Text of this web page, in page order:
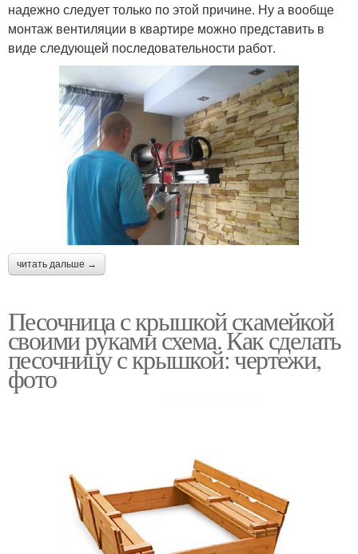
надежно следует только по этой причине. Ну а вообще
монтаж вентиляции в квартире можно представить в
виде следующей последовательности работ.
читать дальше →
Песочница с крышкой скамейкой
своими руками схема. Как сделать
песочницу с крышкой: чертежи,
фото